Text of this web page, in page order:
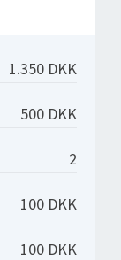
1.350 DKK
500 DKK
2
100 DKK
100 DKK